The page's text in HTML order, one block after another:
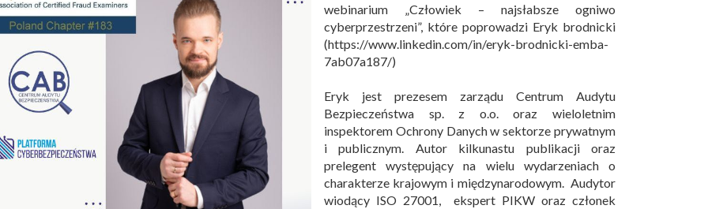
webinarium „Człowiek – najsłabsze ogniwo
cyberprzestrzeni”, które poprowadzi Eryk brodnicki
(https://www.linkedin.com/in/eryk-brodnicki-emba-
7ab07a187/)
Eryk jest prezesem zarządu Centrum Audytu
Bezpieczeństwa sp. z o.o. oraz wieloletnim
inspektorem Ochrony Danych w sektorze prywatnym
i publicznym. Autor kilkunastu publikacji oraz
prelegent występujący na wielu wydarzeniach o
charakterze krajowym i międzynarodowym. Audytor
wiodący ISO 27001, ekspert PIKW oraz członek